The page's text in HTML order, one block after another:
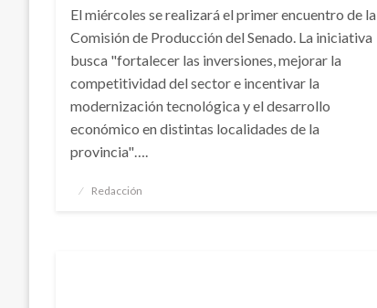
El miércoles se realizará el primer encuentro de la
Comisión de Producción del Senado. La iniciativa
busca "fortalecer las inversiones, mejorar la
competitividad del sector e incentivar la
modernización tecnológica y el desarrollo
económico en distintas localidades de la
provincia"….
Publicado
Redacción